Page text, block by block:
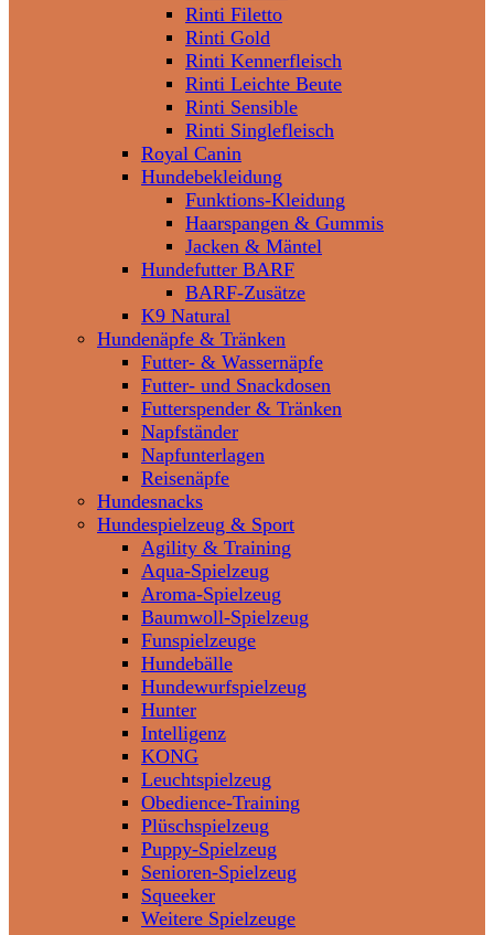
Rinti Filetto
Rinti Gold
Rinti Kennerfleisch
Rinti Leichte Beute
Rinti Sensible
Rinti Singlefleisch
Royal Canin
Hundebekleidung
Funktions-Kleidung
Haarspangen & Gummis
Jacken & Mäntel
Hundefutter BARF
BARF-Zusätze
K9 Natural
Hundenäpfe & Tränken
Futter- & Wassernäpfe
Futter- und Snackdosen
Futterspender & Tränken
Napfständer
Napfunterlagen
Reisenäpfe
Hundesnacks
Hundespielzeug & Sport
Agility & Training
Aqua-Spielzeug
Aroma-Spielzeug
Baumwoll-Spielzeug
Funspielzeuge
Hundebälle
Hundewurfspielzeug
Hunter
Intelligenz
KONG
Leuchtspielzeug
Obedience-Training
Plüschspielzeug
Puppy-Spielzeug
Senioren-Spielzeug
Squeeker
Weitere Spielzeuge